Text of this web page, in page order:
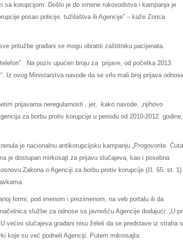
korupcijom. Došlo je do smene rukovodstva i kampanja je
posao policije, tužilaštva ili Agencije” – kaže Zorica
pritužbe građani se mogu obratiti zaštitniku pacijenata.
Na poziv upućen broju za prijave, od početka 2013.
Iz ovog Ministarstva navode da se vrlo mali broj prijava
prijavama neregularnosti , jer, kako navode, „njihovo
za borbu protiv korupcije u periodu od 2010-2012. godine,
je nacionalnu antikorupcijsku kampanju „Progovorite.
je dostupan mirkosajt za prijavu slučajeva, kao i posebna
Zakona o Agenciji za borbu protiv korupcije (čl. 65, st. 1)
formi, pod imenom i prezimenom, na veb portalu ili da
službe za odnose sa javnošću Agencije dodajući: „U
većini slučajeva građani nisu želeli da se predstave iz straha
koje su već podneli Agenciji. Putem mikrosajta